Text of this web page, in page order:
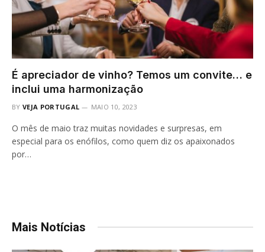
É apreciador de vinho? Temos um convite… e
inclui uma harmonização
BY VEJA PORTUGAL MAIO 10, 2023
O mês de maio traz muitas novidades e surpresas, em
especial para os enófilos, como quem diz os apaixonados
por…
Mais Notícias